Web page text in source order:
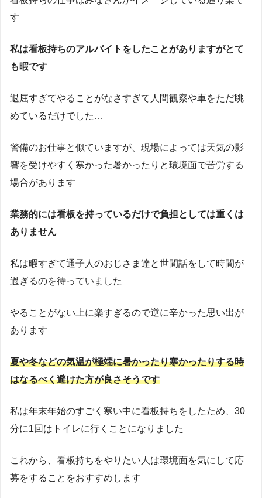
す
私は看板持ちのアルバイトをしたことがありますがとて
も暇です
退屈すぎてやることがなさすぎて人間観察や車をただ眺
めているだけでした…
警備のお仕事と似ていますが、現場によっては天気の影
響を受けやすく寒かった暑かったりと環境面で苦労する
場合があります
業務的には看板を持っているだけで負担としては重くは
ありません
私は暇すぎて通子人のおじさま達と世間話をして時間が
過ぎるのを待っていました
やることがない上に楽すぎるので逆に辛かった思い出が
あります
夏や冬などの気温が極端に暑かったり寒かったりする時
はなるべく避けた方が良さそうです
私は年末年始のすごく寒い中に看板持ちをしたため、30
分に1回はトイレに行くことになりました
これから、看板持ちをやりたい人は環境面を気にして応
募をすることをおすすめします